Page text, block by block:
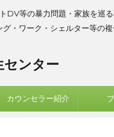
DV等の暴力問題・家族を巡
・ワーク・シェルター等の
センター
カウンセラー紹介